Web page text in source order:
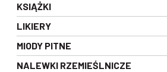
KSIĄŻKI
LIKIERY
MIODY PITNE
NALEWKI RZEMIEŚLNICZE